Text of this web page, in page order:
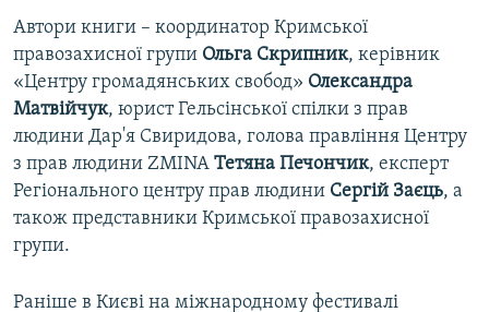
Автори книги – координатор Кримської
правозахисної групи Ольга Скрипник, керівник
«Центру громадянських свобод» Олександра
Матвійчук, юрист Гельсінської спілки з прав
людини Дар'я Свиридова, голова правління Центру
з прав людини ZMINA Тетяна Печончик, експерт
Регіонального центру прав людини Сергій Заєць, а
також представники Кримської правозахисної
групи.
Раніше в Києві на міжнародному фестивалі